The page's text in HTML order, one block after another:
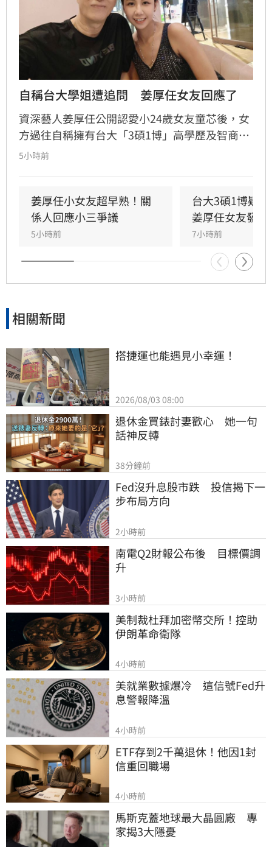
自稱台大學姐遭追問　姜厚任女友回應了
資深藝人姜厚任公開認愛小24歲女友童芯後，女
方過往自稱擁有台大「3碩1博」高學歷及智商
146等背景引發外界高度質疑。童芯日前於社群
件，導致話題持續發酵，網友針對其學歷真實性
仍存有諸多疑問。面對女友身陷輿論風波，姜厚
任展現力挺態度，笑稱兩人的戀情已像偵探片，
5小時前
姜厚任小女友超早熟！關
係人回應小三爭議
5小時前
台大3碩1博疑
姜厚任女友發聲
7小時前
相關新聞
搭捷運也能遇見小幸運！
2026/08/03 08:00
退休金買錶討妻歡心　她一句
話神反轉
38分鐘前
Fed沒升息股市跌　投信揭下一
步布局方向
2小時前
南電Q2財報公布後　目標價調
升
3小時前
美制裁杜拜加密幣交所！控助
伊朗革命衛隊
4小時前
美就業數據爆冷　這信號Fed升
息警報降溫
4小時前
ETF存到2千萬退休！他因1封
信重回職場
4小時前
馬斯克蓋地球最大晶圓廠　專
家揭3大隱憂